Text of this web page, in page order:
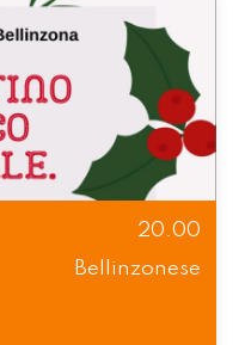
20.00
Bellinzonese